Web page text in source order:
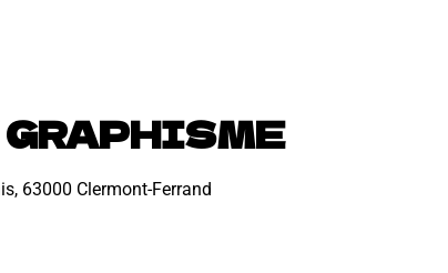
63000 Clermont-Ferrand